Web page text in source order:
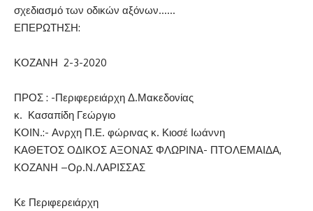
σχεδιασμό των οδικών αξόνων……
ΕΠΕΡΩΤΗΣΗ:
ΚΟΖΑΝΗ 2-3-2020
ΠΡΟΣ : -Περιφερειάρχη Δ.Μακεδονίας
κ. Κασαπίδη Γεώργιο
ΚΟΙΝ.:- Ανρχη Π.Ε. φώρινας κ. Κιοσέ Ιωάννη
ΚΑΘΕΤΟΣ ΟΔΙΚΟΣ ΑΞΟΝΑΣ ΦΛΩΡΙΝΑ- ΠΤΟΛΕΜΑΙΔΑ,
ΚΟΖΑΝΗ –Ορ.Ν.ΛΑΡΙΣΣΑΣ
Κε Περιφερειάρχη